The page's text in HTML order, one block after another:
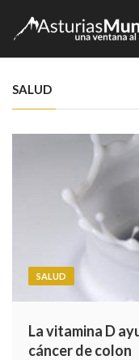
SALUD
SALUD
La vitamina D
cáncer de colon